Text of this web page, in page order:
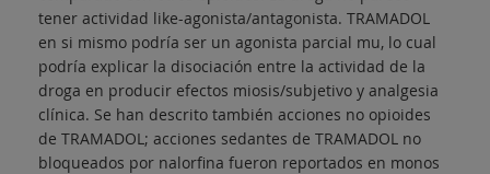
tener actividad like-agonista/antagonista. TRAMADOL
en si mismo podría ser un agonista parcial mu, lo cual
podría explicar la disociación entre la actividad de la
droga en producir efectos miosis/subjetivo y analgesia
clínica. Se han descrito también acciones no opioides
de TRAMADOL; acciones sedantes de TRAMADOL no
bloqueados por nalorfina fueron reportados en monos